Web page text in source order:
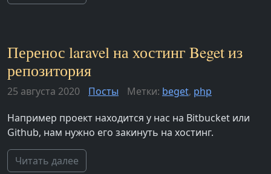
Перенос laravel на хостинг Beget из
репозитория
25 августа 2020 Посты Метки: beget, php
Например проект находится у нас на Bitbucket или
Github, нам нужно его закинуть на хостинг.
Читать далее